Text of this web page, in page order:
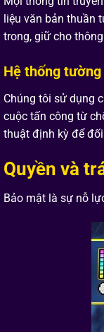
liệu văn bản thuần
trong, giữ cho
Hệ thống
Chúng tôi sử dụng
cuộc tấn công từ
thuật định kỳ để
Quyền và
Bảo mật là sự nỗ